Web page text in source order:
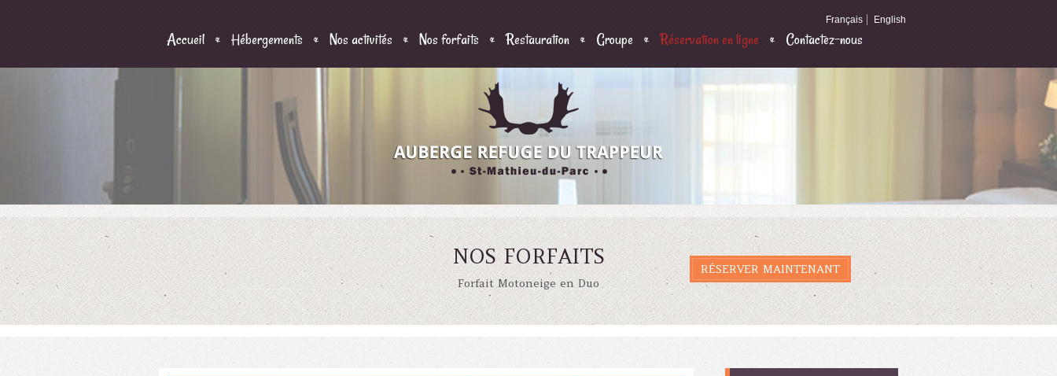
Français English
Accueil Hébergements Nos activités Nos forfaits Restauration Groupe Réservation en ligne Contactez-nous
NOS FORFAITS
Forfait Motoneige en Duo
RÉSERVER MAINTENANT